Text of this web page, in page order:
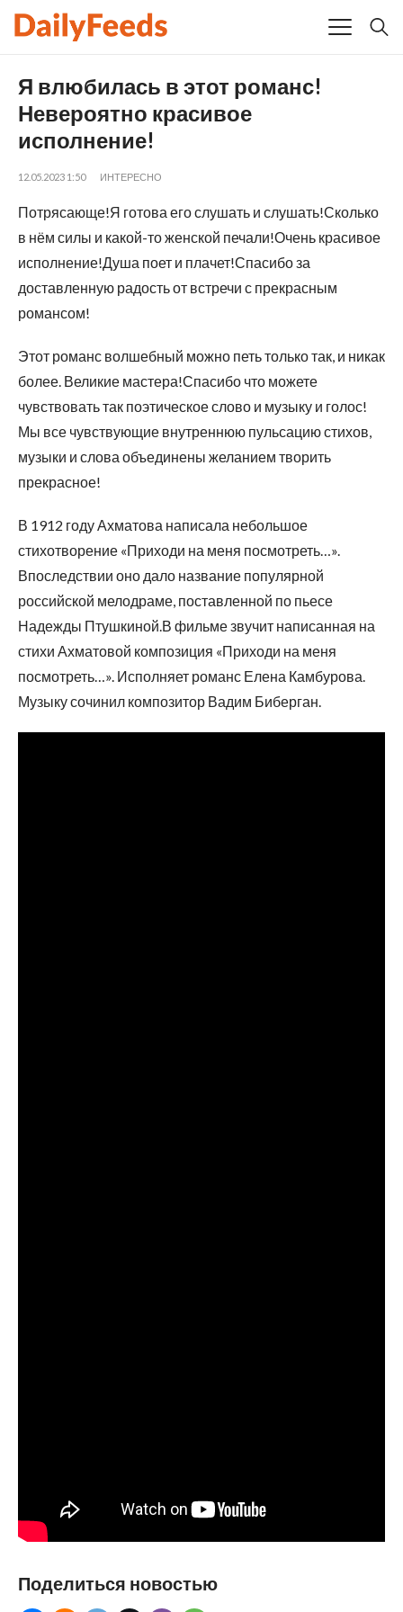
Я влюбилась в этот романс!
Невероятно красивое
исполнение!
12.05.2023 1:50 ИНТЕРЕСНО
Потрясающе!Я готова его слушать и слушать!Сколько
в нём силы и какой-то женской печали!Очень красивое
исполнение!Душа поет и плачет!Спасибо за
доставленную радость от встречи с прекрасным
романсом!
Этот романс волшебный можно петь только так, и никак
более. Великие мастера!Спасибо что можете
чувствовать так поэтическое слово и музыку и голос!
Мы все чувствующие внутреннюю пульсацию стихов,
музыки и слова объединены желанием творить
прекрасное!
В 1912 году Ахматова написала небольшое
стихотворение «Приходи на меня посмотреть…».
Впоследствии оно дало название популярной
российской мелодраме, поставленной по пьесе
Надежды Птушкиной.В фильме звучит написанная на
стихи Ахматовой композиция «Приходи на меня
посмотреть…». Исполняет романс Елена Камбурова.
Музыку сочинил композитор Вадим Биберган.
Поделиться новостью